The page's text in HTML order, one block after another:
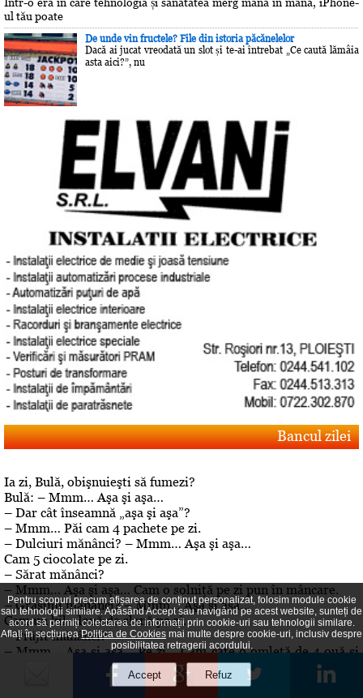
ul tău poate
De unde vin fructele? File din istoria păcănelelor
Dacă ai jucat vreodată un slot și te-ai întrebat „Ce caută lămâia
asta aici?”, nu
Bancul zilei
Ia zi, Bulă, obişnuieşti să fumezi?
Bulă: – Mmm… Aşa şi aşa…
– Dar cât înseamnă „aşa şi aşa”?
– Mmm… Păi cam 4 pachete pe zi.
– Dulciuri mănânci? – Mmm… Aşa şi aşa…
Cam 5 ciocolate pe zi.
– Sărat mănânci?
– Mmm… Aşa şi aşa… Cam o solniţă pe zi pun în mâncare.
– Grăsimi mănânci? – Mmm… Aşa şi aşa…
Cam un kil- două de slană pe zi…
– Prăjit mănânci?
– Mmm… Aşa şi aşa… Pe zi… Cam câte o omletă de 4 ouă şi
cartofi prăjiţi, asezonaţi cu cârnaţi
.– Aha… Dar de băut, bei? – A, da! De băut, beau!
Pentru scopuri precum afișarea de conținut personalizat, folosim module cookie
sau tehnologii similare. Apăsând Accept sau navigând pe acest website, sunteți de
acord să permiți colectarea de informații prin cookie-uri sau tehnologii similare.
Aflați în secțiuneaPolitica de Cookies mai multe despre cookie-uri, inclusiv despre
posibilitatea retragerii acordului.